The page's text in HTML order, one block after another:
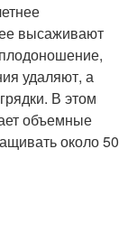
высаживают
удаляют, а
В этом
объемные
около 50